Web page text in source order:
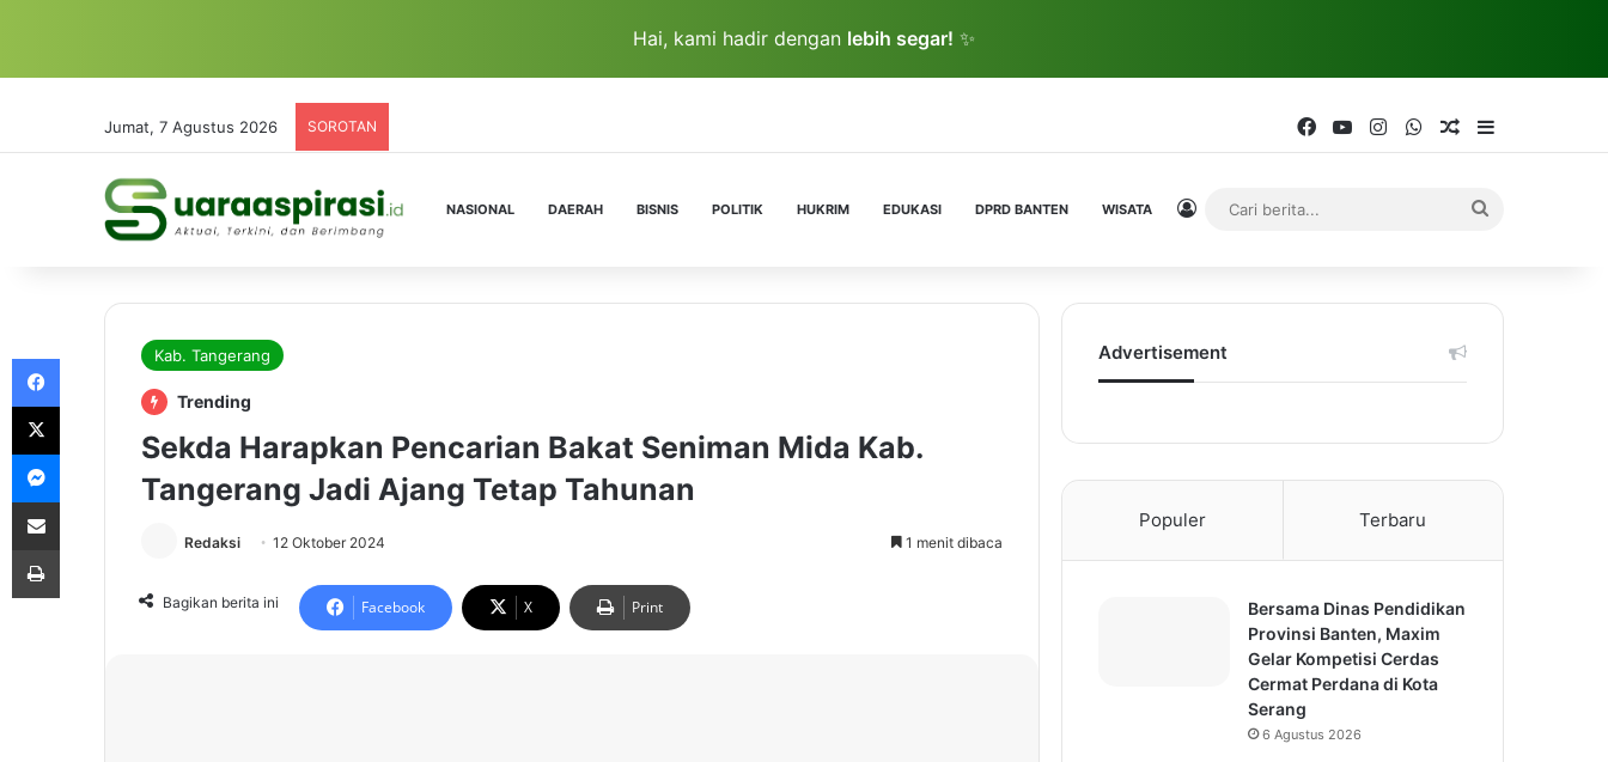
Hai, kami hadir dengan lebih segar! ✨
Jumat, 7 Agustus 2026 SOROTAN FacebookYouTubeInstagramWhatsAppRandom Article
NASIONAL DAERAH BISNIS POLITIK HUKRIM EDUKASI DPRD BANTEN WISATA Log In
Kab. Tangerang
Trending
Sekda Harapkan Pencarian Bakat Seniman Mida Kab.
Tangerang Jadi Ajang Tetap Tahunan
Redaksi 12 Oktober 2024 1 menit dibaca
Bagikan berita ini Facebook X Print
Advertisement
Populer Terbaru
Bersama Dinas Pendidikan
Provinsi Banten, Maxim
Gelar Kompetisi Cerdas
Cermat Perdana di Kota
Serang
6 Agustus 2026
Messenger